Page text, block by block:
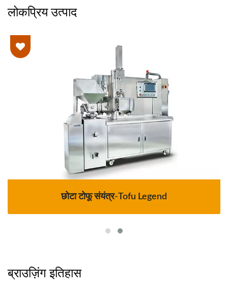
लोकप्रिय उत्पाद
छोटा टोफू संयंत्र-Tofu Legend
ब्राउज़िंग इतिहास